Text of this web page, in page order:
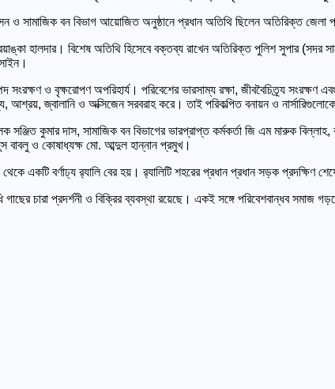
ও সামাজিক বন বিভাগ আয়োজিত অনুষ্ঠানে প্রধান অতিথি ছিলেন অতিরিক্ত
হালদার। বিশেষ অতিথি হিসেবে বক্তব্য রাখেন অতিরিক্ত পুলিশ সুপার
সংরক্ষণ ও বৃক্ষরোপণ অপরিহার্য। পরিবেশের ভারসাম্য রক্ষা, জীববৈচিত্র্য
জ্বালানি ও অক্সিজেন সরবরাহ করে। তাই পরিকল্পিত বনায়ন ও
কুমার দাস, সামাজিক বন বিভাগের ভারপ্রাপ্ত কর্মকর্তা জি এম মারুক বিল্লাহ,
বাবলু ও কোষাধ্যক্ষ মো. আব্দুল হান্নান প্রমুখ।
থেকে একটি বর্ণাঢ্য র‍্যালি বের হয়। র‍্যালিটি শহরের প্রধান প্রধান সড়ক
চারা প্রদর্শনী ও বিক্রির ব্যবস্থা রয়েছে। একই সঙ্গে পরিবেশবান্ধব